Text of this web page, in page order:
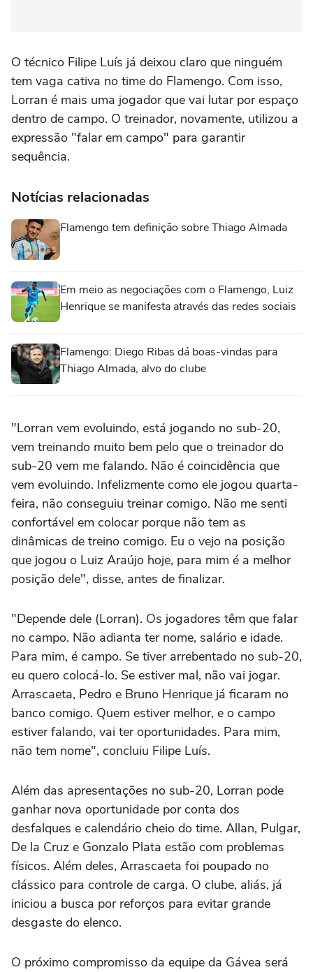
O técnico Filipe Luís já deixou claro que ninguém
tem vaga cativa no time do Flamengo. Com isso,
Lorran é mais uma jogador que vai lutar por espaço
dentro de campo. O treinador, novamente, utilizou a
expressão "falar em campo" para garantir
sequência.
Notícias relacionadas
Flamengo tem definição sobre Thiago Almada
Em meio as negociações com o Flamengo, Luiz
Henrique se manifesta através das redes sociais
Flamengo: Diego Ribas dá boas-vindas para
Thiago Almada, alvo do clube
"Lorran vem evoluindo, está jogando no sub-20,
vem treinando muito bem pelo que o treinador do
sub-20 vem me falando. Não é coincidência que
vem evoluindo. Infelizmente como ele jogou quarta-
feira, não conseguiu treinar comigo. Não me senti
confortável em colocar porque não tem as
dinâmicas de treino comigo. Eu o vejo na posição
que jogou o Luiz Araújo hoje, para mim é a melhor
posição dele", disse, antes de finalizar.
"Depende dele (Lorran). Os jogadores têm que falar
no campo. Não adianta ter nome, salário e idade.
Para mim, é campo. Se tiver arrebentado no sub-20,
eu quero colocá-lo. Se estiver mal, não vai jogar.
Arrascaeta, Pedro e Bruno Henrique já ficaram no
banco comigo. Quem estiver melhor, e o campo
estiver falando, vai ter oportunidades. Para mim,
não tem nome", concluiu Filipe Luís.
Além das apresentações no sub-20, Lorran pode
ganhar nova oportunidade por conta dos
desfalques e calendário cheio do time. Allan, Pulgar,
De la Cruz e Gonzalo Plata estão com problemas
físicos. Além deles, Arrascaeta foi poupado no
clássico para controle de carga. O clube, aliás, já
iniciou a busca por reforços para evitar grande
desgaste do elenco.
O próximo compromisso da equipe da Gávea será